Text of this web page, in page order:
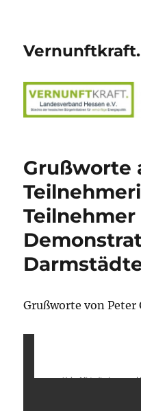
Vernunftkraft.
Grußworte
Teilnehmer
Grußworte von Peter